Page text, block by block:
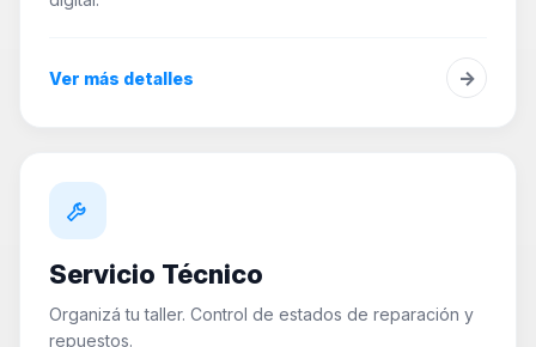
Ver más detalles →
Servicio Técnico
Organizá tu taller. Control de estados de reparación y
repuestos.